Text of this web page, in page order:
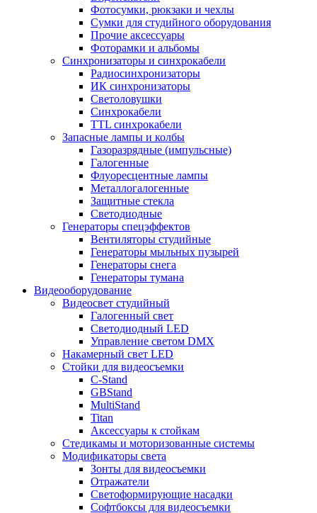
Фотосумки, рюкзаки и чехлы
Сумки для студийного оборудования
Прочие аксессуары
Фоторамки и альбомы
Синхронизаторы и синхрокабели
Радиосинхронизаторы
ИК синхронизаторы
Светоловушки
Синхрокабели
TTL синхрокабели
Запасные лампы и колбы
Газоразрядные (импульсные)
Галогенные
Флуоресцентные лампы
Металлогалогенные
Защитные стекла
Светодиодные
Генераторы спецэффектов
Вентиляторы студийные
Генераторы мыльных пузырей
Генераторы снега
Генераторы тумана
Видеооборудование
Видеосвет студийный
Галогенный свет
Светодиодный LED
Управление светом DMX
Накамерный свет LED
Стойки для видеосъемки
C-Stand
GBStand
MultiStand
Titan
Аксессуары к стойкам
Стедикамы и моторизованные системы
Модификаторы света
Зонты для видеосъемки
Отражатели
Светоформирующие насадки
Софтбоксы для видеосъемки